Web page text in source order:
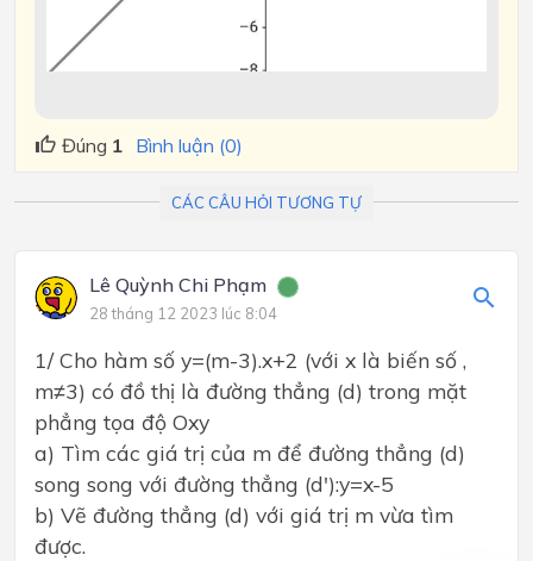
Đúng 1 Bình luận (0)
CÁC CÂU HỎI TƯƠNG TỰ
Lê Quỳnh Chi Phạm
28 tháng 12 2023 lúc 8:04
1/ Cho hàm số y=(m-3).x+2 (với x là biến số ,
m≠3) có đồ thị là đường thẳng (d) trong mặt
phẳng tọa độ Oxy
a) Tìm các giá trị của m để đường thẳng (d)
song song với đường thẳng (d'):y=x-5
b) Vẽ đường thẳng (d) với giá trị m vừa tìm
được.